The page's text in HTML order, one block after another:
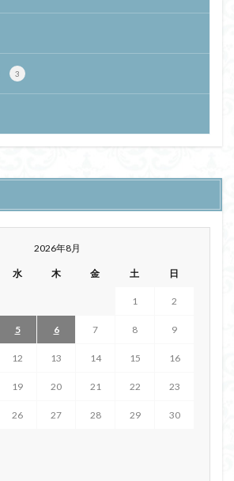
3
2026年8月
水 木 金 土 日
1 2
5 6 7 8 9
12 13 14 15 16
19 20 21 22 23
26 27 28 29 30